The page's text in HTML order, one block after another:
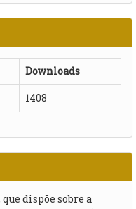
Downloads
1408
que dispõe sobre a